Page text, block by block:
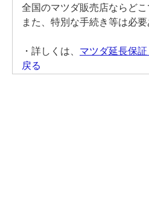
全国のマツダ販売店ならど
また、特別な手続き等は必要
・詳しくは、 マツダ延長保
戻る